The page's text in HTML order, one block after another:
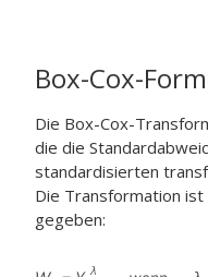
Box-Cox-
Die Box-Cox-
die die
standardisierten
Die Transformation
gegeben: